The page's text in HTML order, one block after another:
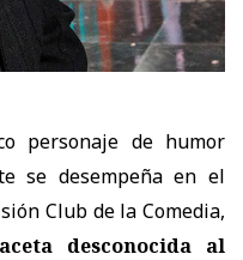
personaje de humor
se desempeña en el
Club de la Comedia,
desconocida al